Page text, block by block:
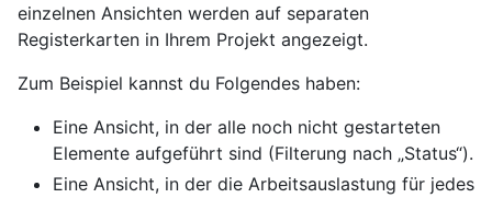
einzelnen Ansichten werden auf separaten
Registerkarten in Ihrem Projekt angezeigt.
Zum Beispiel kannst du Folgendes haben:
Eine Ansicht, in der alle noch nicht gestarteten
Elemente aufgeführt sind (Filterung nach „Status“).
Eine Ansicht, in der die Arbeitsauslastung für jedes